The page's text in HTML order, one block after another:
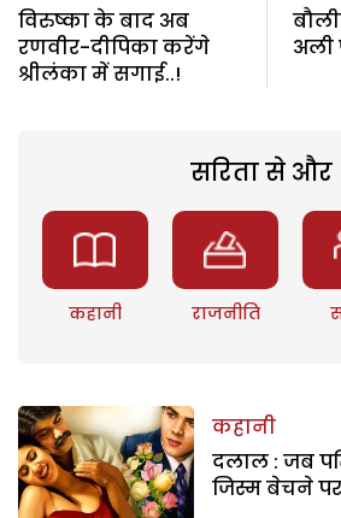
विरुष्का के बाद अब
रणवीर-दीपिका करेंगे
श्रीलंका में सगाई..!
सरिता से और
कहानी राजनीति
कहानी
दलाल : जब
जिस्म बेचने